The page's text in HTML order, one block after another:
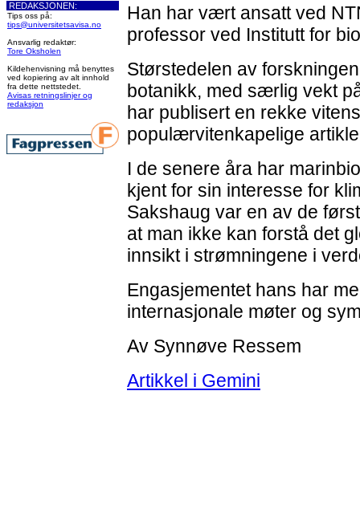
REDAKSJONEN:
Tips oss på:
tips@universitetsavisa.no
Ansvarlig redaktør:
Tore Oksholen
Kildehenvisning må benyttes
ved kopiering av alt innhold
fra dette nettstedet.
Avisas retningslinjer og
redaksjon
Han har vært ansatt ved
professor ved Institutt for
Størstedelen av
botanikk, med særlig vekt
har publisert en rekke
populærvitenkapelige
I de senere åra har
kjent for sin interesse for
Sakshaug var en av de
at man ikke kan forstå det
innsikt i strømningene i
Engasjementet hans har
internasjonale møter og
Av Synnøve Ressem
Artikkel i Gemini